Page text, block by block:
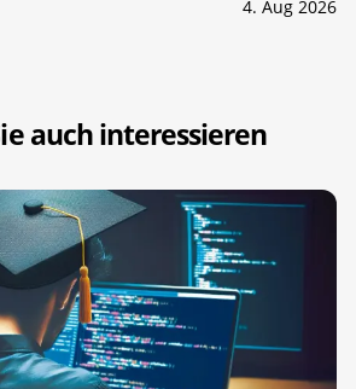
4. Aug 2026
auch interessieren